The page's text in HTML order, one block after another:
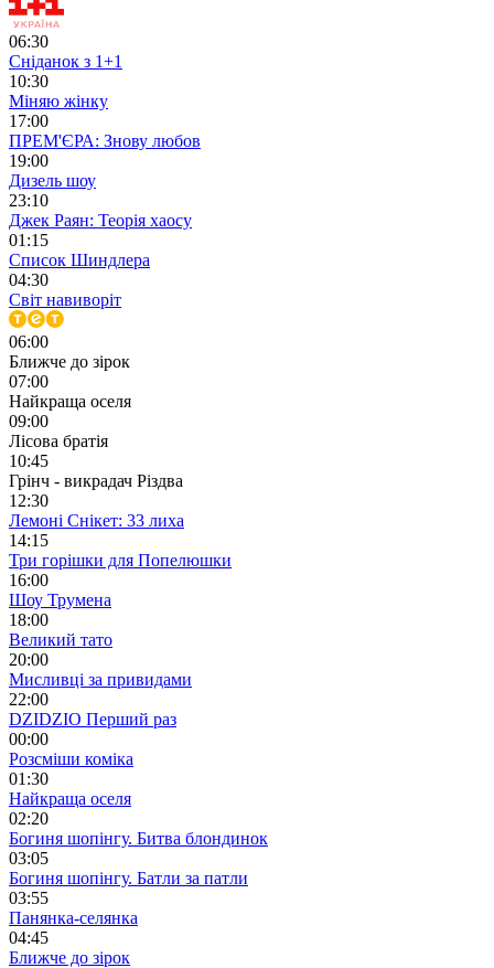
06:30
Сніданок з 1+1
10:30
Міняю жінку
17:00
ПРЕМ'ЄРА: Знову любов
19:00
Дизель шоу
23:10
Джек Раян: Теорія хаосу
01:15
Список Шиндлера
04:30
Світ навиворіт
06:00
Ближче до зірок
07:00
Найкраща оселя
09:00
Лісова братія
10:45
Грінч - викрадач Різдва
12:30
Лемоні Снікет: 33 лиха
14:15
Три горішки для Попелюшки
16:00
Шоу Трумена
18:00
Великий тато
20:00
Мисливці за привидами
22:00
DZIDZIO Перший раз
00:00
Розсміши коміка
01:30
Найкраща оселя
02:20
Богиня шопінгу. Битва блондинок
03:05
Богиня шопінгу. Батли за патли
03:55
Панянка-селянка
04:45
Ближче до зірок